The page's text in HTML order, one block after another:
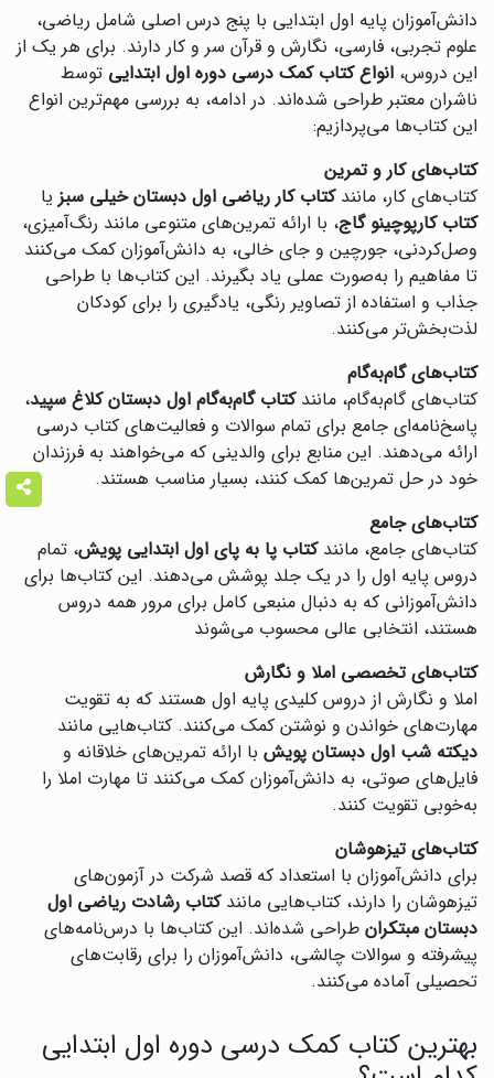
دانش‌آموزان پایه اول ابتدایی با پنج درس اصلی شامل ریاضی،
علوم تجربی، فارسی، نگارش و قرآن سر و کار دارند. برای هر یک از
این دروس، انواع کتاب کمک درسی دوره اول ابتدایی توسط
ناشران معتبر طراحی شده‌اند. در ادامه، به بررسی مهم‌ترین انواع
این کتاب‌ها می‌پردازیم:
کتاب‌های کار و تمرین
کتاب‌های کار، مانندکتاب کار ریاضی اول دبستان خیلی سبز یا
کتاب کارپوچینو گاج، با ارائه تمرین‌های متنوعی مانند رنگ‌آمیزی،
وصل‌کردنی، جورچین و جای خالی، به دانش‌آموزان کمک می‌کنند
تا مفاهیم را به‌صورت عملی یاد بگیرند. این کتاب‌ها با طراحی
جذاب و استفاده از تصاویر رنگی، یادگیری را برای کودکان
لذت‌بخش‌تر می‌کنند.
کتاب‌های گام‌به‌گام
کتاب‌های گام‌به‌گام، مانندکتاب گام‌به‌گام اول دبستان کلاغ سپید،
پاسخ‌نامه‌ای جامع برای تمام سوالات و فعالیت‌های کتاب درسی
ارائه می‌دهند. این منابع برای والدینی که می‌خواهند به فرزندان
خود در حل تمرین‌ها کمک کنند، بسیار مناسب هستند.
کتاب‌های جامع
کتاب‌های جامع، مانندکتاب پا به پای اول ابتدایی پویش، تمام
دروس پایه اول را در یک جلد پوشش می‌دهند. این کتاب‌ها برای
دانش‌آموزانی که به دنبال منبعی کامل برای مرور همه دروس
هستند، انتخابی عالی محسوب می‌شوند‌
کتاب‌های تخصصی املا و نگارش
املا و نگارش از دروس کلیدی پایه اول هستند که به تقویت
مهارت‌های خواندن و نوشتن کمک می‌کنند. کتاب‌هایی مانند
دیکته شب اول دبستان پویش با ارائه تمرین‌های خلاقانه و
فایل‌های صوتی، به دانش‌آموزان کمک می‌کنند تا مهارت املا را
به‌خوبی تقویت کنند.
کتاب‌های تیزهوشان
برای دانش‌آموزان با استعداد که قصد شرکت در آزمون‌های
تیزهوشان را دارند، کتاب‌هایی مانندکتاب رشادت ریاضی اول
دبستان مبتکران طراحی شده‌اند. این کتاب‌ها با درس‌نامه‌های
پیشرفته و سوالات چالشی، دانش‌آموزان را برای رقابت‌های
تحصیلی آماده می‌کنند.
بهترین کتاب کمک درسی دوره اول ابتدایی